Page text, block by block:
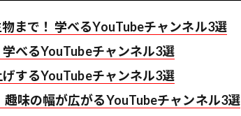
まで！ 学べるYouTubeチャンネル3選
べるYouTubeチャンネル3選
するYouTubeチャンネル3選
味の幅が広がるYouTubeチャンネル3選